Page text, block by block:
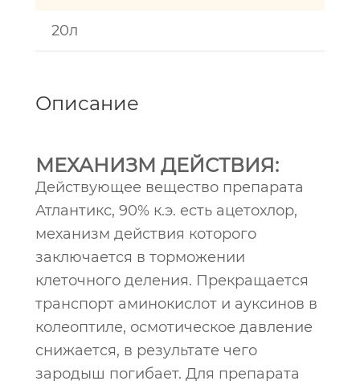
20л
Описание
МЕХАНИЗМ ДЕЙСТВИЯ:
Действующее вещество препарата
Атлантикс, 90% к.э. есть ацетохлор,
механизм действия которого
заключается в торможении
клеточного деления. Прекращается
транспорт аминокислот и ауксинов в
колеоптиле, осмотическое давление
снижается, в результате чего
зародыш погибает. Для препарата